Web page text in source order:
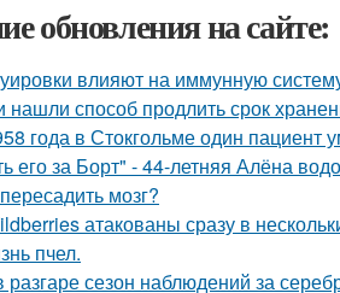
обновления на сайте:
влияют на иммунную
нашли способ продлить срок
года в Стокгольме один пациент
его за Борт" - 44-летняя Алёна
мозг?
атакованы сразу в
пчел.
разгаре сезон наблюдений за